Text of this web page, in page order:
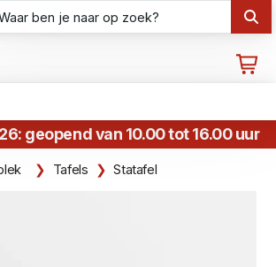
geopend van 10.00 tot 16.00 uur
Tafels Statafel